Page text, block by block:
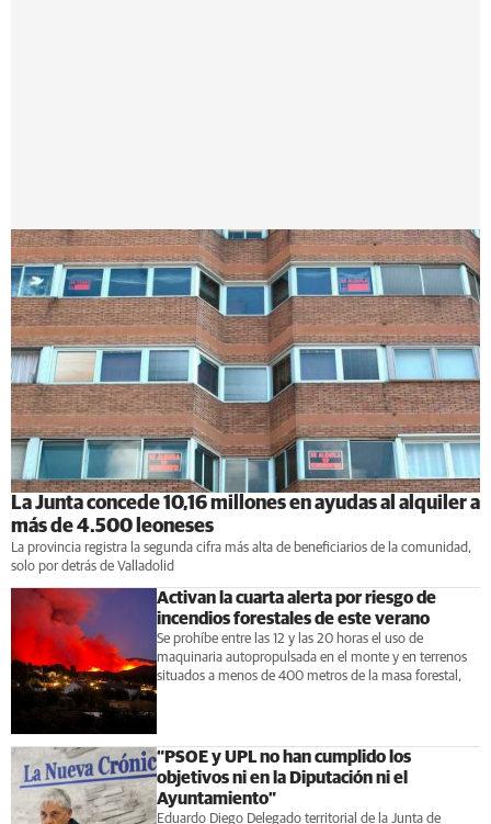
La Junta concede 10,16 millones en ayudas al alquiler a
más de 4.500 leoneses
La provincia registra la segunda cifra más alta de beneficiarios de la comunidad,
solo por detrás de Valladolid
Activan la cuarta alerta por riesgo de
incendios forestales de este verano
Se prohíbe entre las 12 y las 20 horas el uso de
maquinaria autopropulsada en el monte y en terrenos
situados a menos de 400 metros de la masa forestal,
“PSOE y UPL no han cumplido los
objetivos ni en la Diputación ni el
Ayuntamiento”
Eduardo Diego Delegado territorial de la Junta de